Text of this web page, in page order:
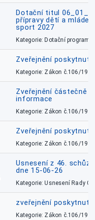
Dotační titul
přípravy dětí a
sport 2027
Kategorie: Dotační
Zveřejnění
Kategorie: Zákon č.106/1999
Zveřejnění částečně
informace
Kategorie: Zákon č.106/1999
Zveřejnění
Kategorie: Zákon č.106/1999
Usnesení z 46.
dne 15-06-26
Kategorie: Usnesení Rady
zveřejnění
Kategorie: Zákon č.106/1999